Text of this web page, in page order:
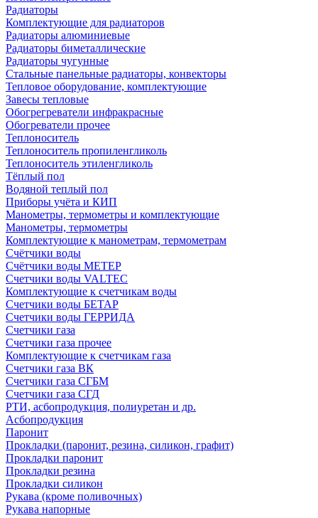
Радиаторы
Комплектующие для радиаторов
Радиаторы алюминиевые
Радиаторы биметаллические
Радиаторы чугунные
Стальные панельные радиаторы, конвекторы
Тепловое оборудование, комплектующие
Завесы тепловые
Обогрегреватели инфракрасные
Обогреватели прочее
Теплоноситель
Теплоноситель пропиленгликоль
Теплоноситель этиленгликоль
Тёплый пол
Водяной теплый пол
Приборы учёта и КИП
Манометры, термометры и комплектующие
Манометры, термометры
Комплектующие к манометрам, термометрам
Счётчики воды
Счётчики воды МЕТЕР
Счетчики воды VALTEC
Комплектующие к счетчикам воды
Счетчики воды БЕТАР
Счетчики воды ГЕРРИДА
Счетчики газа
Счетчики газа прочее
Комплектующие к счетчикам газа
Счетчики газа ВК
Счетчики газа СГБМ
Счетчики газа СГД
РТИ, асбопродукция, полиуретан и др.
Асбопродукция
Паронит
Прокладки (паронит, резина, силикон, графит)
Прокладки паронит
Прокладки резина
Прокладки силикон
Рукава (кроме поливочных)
Рукава напорные